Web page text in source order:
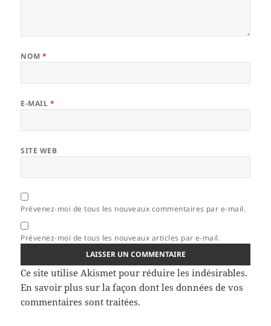
NOM*
E-MAIL *
SITE WEB
Prévenez-moi de tous les nouveaux commentaires par e-mail.
Prévenez-moi de tous les nouveaux articles par e-mail.
Ce site utilise Akismet pour réduire les indésirables.
En savoir plus sur la façon dont les données de vos
commentaires sont traitées.